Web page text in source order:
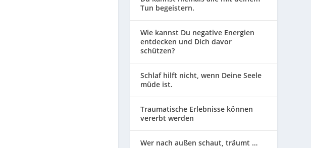
Tun begeistern.
Wie kannst Du negative Energien
entdecken und Dich davor
schützen?
Schlaf hilft nicht, wenn Deine Seele
müde ist.
Traumatische Erlebnisse können
vererbt werden
Wer nach außen schaut, träumt …